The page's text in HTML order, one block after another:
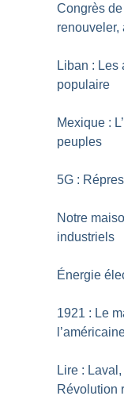
Congrès
renouveler,
Liban : Les
populaire
Mexique :
peuples
5G :
Notre
industriels
Énergie
1921 : Le
Lire :
Révolution